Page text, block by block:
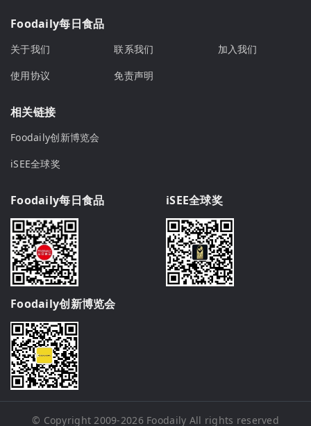
Foodaily每日食品
关于我们 联系我们
加入我们
使用协议
免责声明
相关链接
Foodaily创新博览会
iSEE全球奖
Foodaily每日食品 iSEE全球奖
Foodaily创新博览会
© Copyright 2009-2026 Foodaily All rights reserved